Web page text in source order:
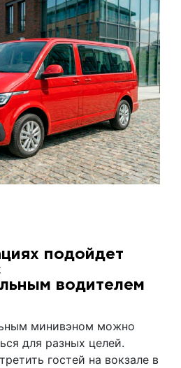
подойдет
водителем
минивэном можно
для разных целей.
гостей на вокзале в